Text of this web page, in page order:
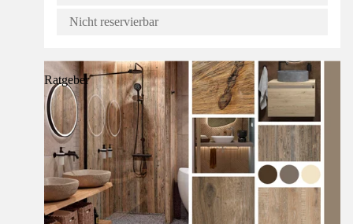
Nicht reservierbar
Ratgeber